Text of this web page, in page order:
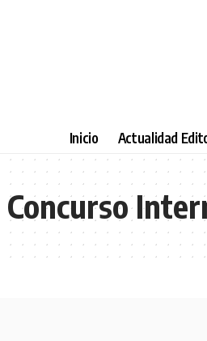
Inicio Actualidad
Concurso